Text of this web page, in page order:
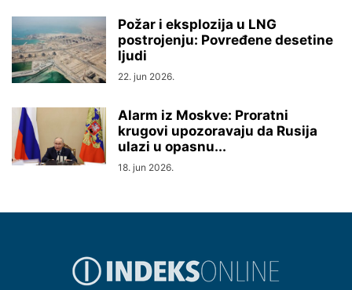
Požar i eksplozija u LNG
postrojenju: Povređene desetine
ljudi
22. jun 2026.
Alarm iz Moskve: Proratni
krugovi upozoravaju da Rusija
ulazi u opasnu...
18. jun 2026.